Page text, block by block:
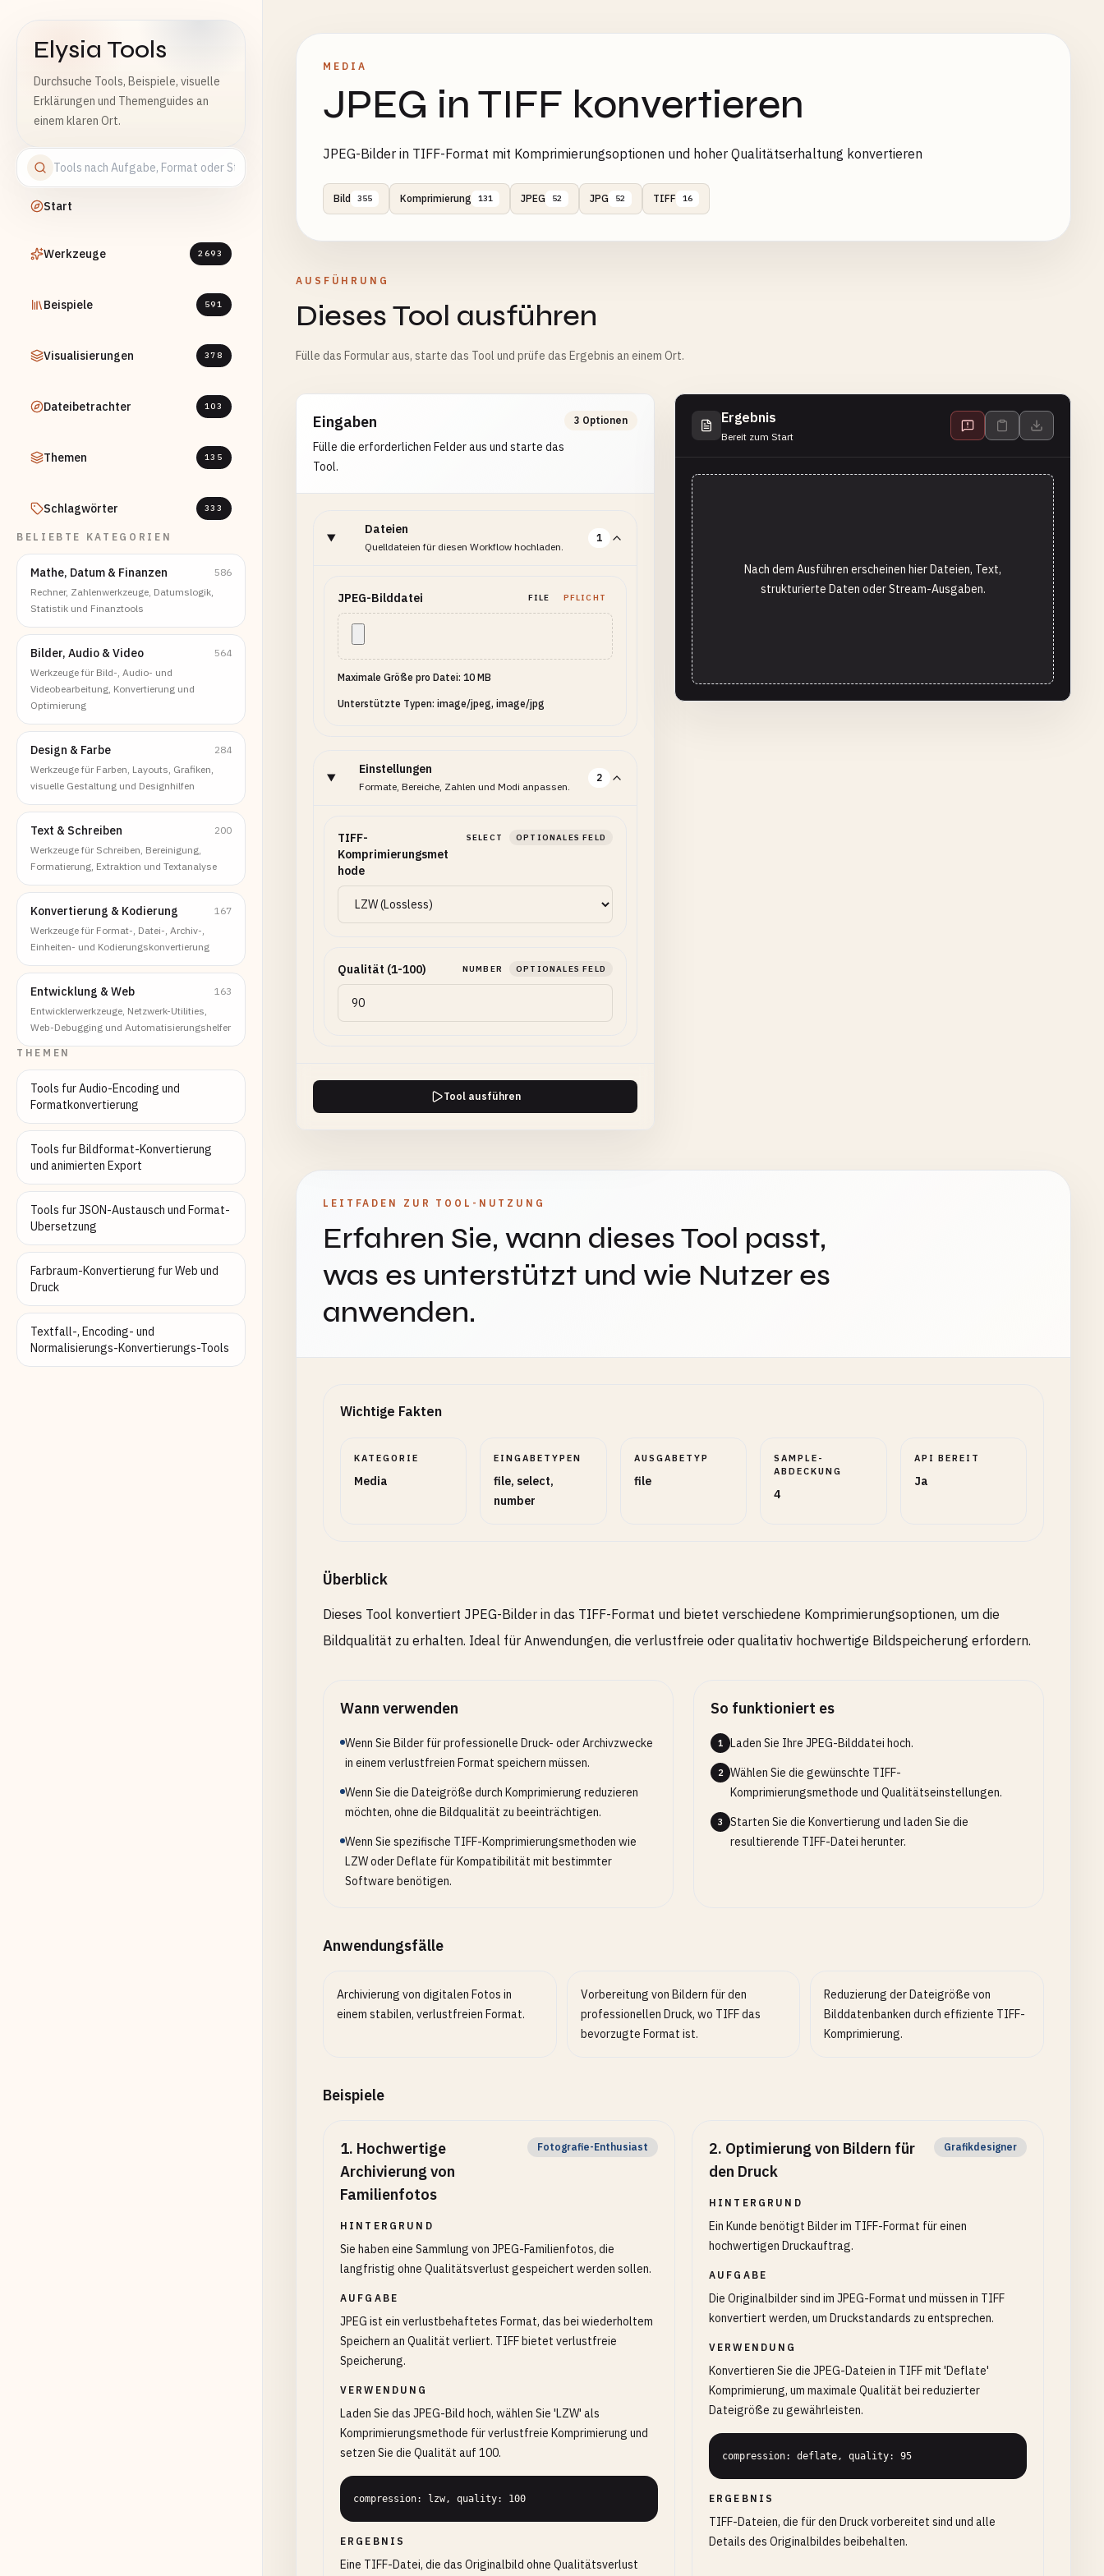
Elysia Tools
Durchsuche Tools, Beispiele, visuelle
Erklärungen und Themenguides an
einem klaren Ort.
Start
Werkzeuge 2693
Beispiele 591
Visualisierungen 378
Dateibetrachter 103
Themen 135
Schlagwörter 333
BELIEBTE KATEGORIEN
Mathe, Datum & Finanzen
586
Rechner, Zahlenwerkzeuge, Datumslogik,
Statistik und Finanztools
Bilder, Audio & Video
564
Werkzeuge für Bild-, Audio- und
Videobearbeitung, Konvertierung und
Optimierung
Design & Farbe
284
Werkzeuge für Farben, Layouts, Grafiken,
visuelle Gestaltung und Designhilfen
Text & Schreiben
200
Werkzeuge für Schreiben, Bereinigung,
Formatierung, Extraktion und Textanalyse
Konvertierung & Kodierung
167
Werkzeuge für Format-, Datei-, Archiv-,
Einheiten- und Kodierungskonvertierung
Entwicklung & Web
163
Entwicklerwerkzeuge, Netzwerk-Utilities,
Web-Debugging und Automatisierungshelfer
THEMEN
Tools fur Audio-Encoding und
Formatkonvertierung
Tools fur Bildformat-Konvertierung
und animierten Export
Tools fur JSON-Austausch und Format-
Ubersetzung
Farbraum-Konvertierung fur Web und
Druck
Textfall-, Encoding- und
Normalisierungs-Konvertierungs-Tools
MEDIA
JPEG in TIFF konvertieren
JPEG-Bilder in TIFF-Format mit Komprimierungsoptionen und hoher Qualitätserhaltung konvertieren
Bild 355 Komprimierung 131 JPEG 52 JPG 52 TIFF 16
AUSFÜHRUNG
Dieses Tool ausführen
Fülle das Formular aus, starte das Tool und prüfe das Ergebnis an einem Ort.
Eingaben
Fülle die erforderlichen Felder aus und starte das
Tool.
3 Optionen
Dateien
Quelldateien für diesen Workflow hochladen.
1
JPEG-Bilddatei FILE PFLICHT
Maximale Größe pro Datei: 10 MB
Unterstützte Typen: image/jpeg, image/jpg
Einstellungen
Formate, Bereiche, Zahlen und Modi anpassen.
2
TIFF-
Komprimierungsmet
hode
SELECT OPTIONALES FELD
Qualität (1-100) NUMBER OPTIONALES FELD
Tool ausführen
Ergebnis
Bereit zum Start
Nach dem Ausführen erscheinen hier Dateien, Text,
strukturierte Daten oder Stream-Ausgaben.
LEITFADEN ZUR TOOL-NUTZUNG
Erfahren Sie, wann dieses Tool passt,
was es unterstützt und wie Nutzer es
anwenden.
Wichtige Fakten
KATEGORIE
Media
EINGABETYPEN
file, select,
number
AUSGABETYP
file
SAMPLE-
ABDECKUNG
4
API BEREIT
Ja
Überblick
Dieses Tool konvertiert JPEG-Bilder in das TIFF-Format und bietet verschiedene Komprimierungsoptionen, um die
Bildqualität zu erhalten. Ideal für Anwendungen, die verlustfreie oder qualitativ hochwertige Bildspeicherung erfordern.
Wann verwenden
Wenn Sie Bilder für professionelle Druck- oder Archivzwecke
in einem verlustfreien Format speichern müssen.
Wenn Sie die Dateigröße durch Komprimierung reduzieren
möchten, ohne die Bildqualität zu beeinträchtigen.
Wenn Sie spezifische TIFF-Komprimierungsmethoden wie
LZW oder Deflate für Kompatibilität mit bestimmter
Software benötigen.
So funktioniert es
1 Laden Sie Ihre JPEG-Bilddatei hoch.
2
Wählen Sie die gewünschte TIFF-
Komprimierungsmethode und Qualitätseinstellungen.
3
Starten Sie die Konvertierung und laden Sie die
resultierende TIFF-Datei herunter.
Anwendungsfälle
Archivierung von digitalen Fotos in
einem stabilen, verlustfreien Format.
Vorbereitung von Bildern für den
professionellen Druck, wo TIFF das
bevorzugte Format ist.
Reduzierung der Dateigröße von
Bilddatenbanken durch effiziente TIFF-
Komprimierung.
Beispiele
1. Hochwertige
Archivierung von
Familienfotos
Fotografie-Enthusiast
HINTERGRUND
Sie haben eine Sammlung von JPEG-Familienfotos, die
langfristig ohne Qualitätsverlust gespeichert werden sollen.
AUFGABE
JPEG ist ein verlustbehaftetes Format, das bei wiederholtem
Speichern an Qualität verliert. TIFF bietet verlustfreie
Speicherung.
VERWENDUNG
Laden Sie das JPEG-Bild hoch, wählen Sie 'LZW' als
Komprimierungsmethode für verlustfreie Komprimierung und
setzen Sie die Qualität auf 100.
compression: lzw, quality: 100
ERGEBNIS
Eine TIFF-Datei, die das Originalbild ohne Qualitätsverlust
2. Optimierung von Bildern für
den Druck
Grafikdesigner
HINTERGRUND
Ein Kunde benötigt Bilder im TIFF-Format für einen
hochwertigen Druckauftrag.
AUFGABE
Die Originalbilder sind im JPEG-Format und müssen in TIFF
konvertiert werden, um Druckstandards zu entsprechen.
VERWENDUNG
Konvertieren Sie die JPEG-Dateien in TIFF mit 'Deflate'
Komprimierung, um maximale Qualität bei reduzierter
Dateigröße zu gewährleisten.
compression: deflate, quality: 95
ERGEBNIS
TIFF-Dateien, die für den Druck vorbereitet sind und alle
Details des Originalbildes beibehalten.